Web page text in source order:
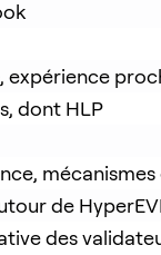
expérience
dont HLP
de
des